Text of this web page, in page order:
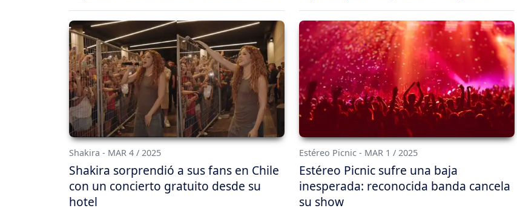
Shakira - MAR 4 / 2025
Shakira sorprendió a sus fans en Chile
con un concierto gratuito desde su
hotel
Estéreo Picnic - MAR 1 / 2025
Estéreo Picnic sufre una baja
inesperada: reconocida banda cancela
su show